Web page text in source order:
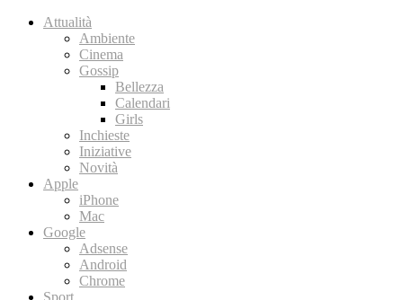
Attualità
Ambiente
Cinema
Gossip
Bellezza
Calendari
Girls
Inchieste
Iniziative
Novità
Apple
iPhone
Mac
Google
Adsense
Android
Chrome
Sport